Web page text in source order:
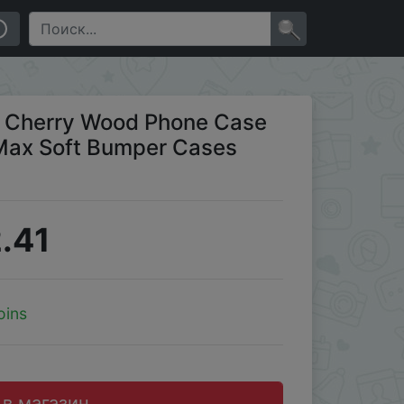
Cover
Wood Phone Case
Soft Bumper Cases